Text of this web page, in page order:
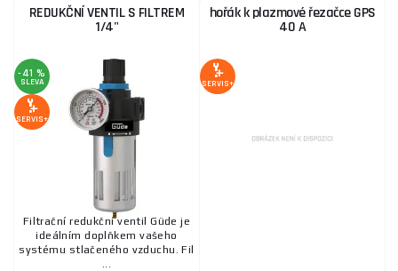
REDUKČNÍ VENTIL S FILTREM
1/4"
-41 %
SLEVA
SERVIS+
Filtrační redukční ventil Güde je
ideálním doplňkem vašeho
systému stlačeného vzduchu. Fil
...
hořák k plazmové řezačce GPS
40 A
SERVIS+